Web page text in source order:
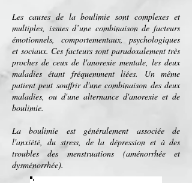
Les causes de la boulimie sont complexes et
multiples, issues d’une combinaison de facteurs
émotionnels, comportementaux, psychologiques
et sociaux. Ces facteurs sont paradoxalement très
proches de ceux de l'anorexie mentale, les deux
maladies étant fréquemment liées. Un même
patient peut souffrir d'une combinaison des deux
maladies, ou d'une alternance d'anorexie et de
boulimie.
La boulimie est généralement associée de
l'anxiété, du stress, de la dépressionet à des
troubles des menstruations(aménorrhéeet
dysménorrhée).